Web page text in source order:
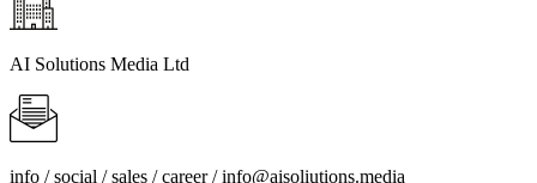
AI Solutions Media Ltd
info / social / sales / career /info@aisoliutions.media